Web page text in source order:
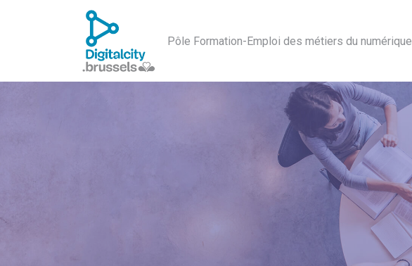
Pôle Formation-Emploi des métiers du numérique